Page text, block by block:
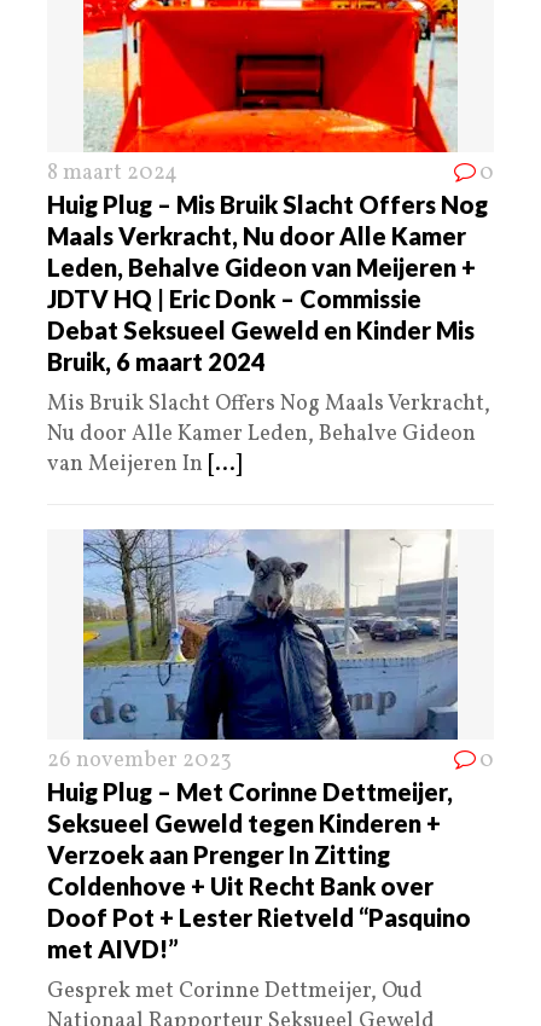
8 maart 2024 0
Huig Plug – Mis Bruik Slacht Offers Nog
Maals Verkracht, Nu door Alle Kamer
Leden, Behalve Gideon van Meijeren +
JDTV HQ | Eric Donk – Commissie
Debat Seksueel Geweld en Kinder Mis
Bruik, 6 maart 2024
Mis Bruik Slacht Offers Nog Maals Verkracht,
Nu door Alle Kamer Leden, Behalve Gideon
van Meijeren In [...]
26 november 2023 0
Huig Plug – Met Corinne Dettmeijer,
Seksueel Geweld tegen Kinderen +
Verzoek aan Prenger In Zitting
Coldenhove + Uit Recht Bank over
Doof Pot + Lester Rietveld “Pasquino
met AIVD!”
Gesprek met Corinne Dettmeijer, Oud